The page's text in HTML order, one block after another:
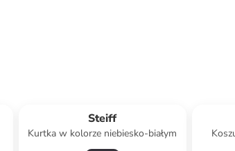
Steiff
Kurtka w kolorze niebiesko-białym